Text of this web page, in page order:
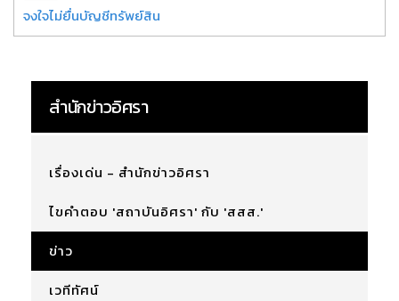
จงใจไม่ยื่นบัญชีทรัพย์สิน
สำนักข่าวอิศรา
เรื่องเด่น - สำนักข่าวอิศรา
ไขคำตอบ 'สถาบันอิศรา' กับ 'สสส.'
ข่าว
เวทีทัศน์